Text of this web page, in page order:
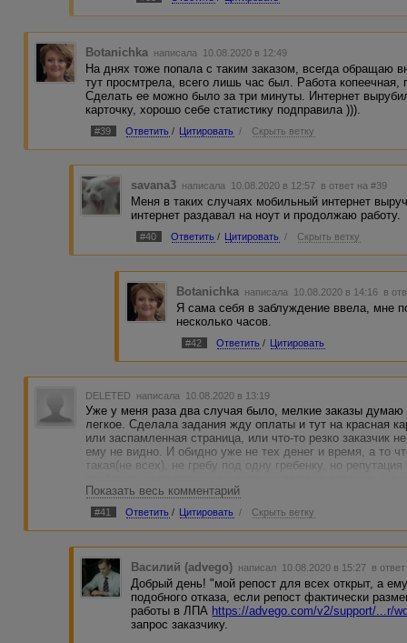
Botanichka написала 10.08.2020 в 12:49
На днях тоже попала с таким заказом, всегда обращаю
тут просмтрела, всего лишь час был. Работа копеечная,
Сделать ее можно было за три минуты. Интернет
карточку, хорошо себе статистику подправила ))).
#39 Ответить / Цитировать / Скрыть ветку
savana3 написала 10.08.2020 в 12:57 в ответ на #39
Меня в таких случаях мобильный интернет
интернет раздавал на ноут и продолжаю работу.
#40 Ответить / Цитировать / Скрыть ветку
Botanichka написала 10.08.2020 в 14:16 в
Я сама себя в заблуждение ввела, мне
несколько часов.
#42 Ответить / Цитировать
DELETED написала 10.08.2020 в 13:19
Уже у меня раза два случая было, мелкие заказы
легкое. Сделала задания жду оплаты и тут на красная
или заспамленная страница, или что-то резко заказчик
ему не видно. И обидно уже не тех денег и время, а то
такая(не всех), не гребу под одну гребенку, но
желает видеть качество, а не количество работы.
Показать весь комментарий
#41 Ответить / Цитировать / Скрыть ветку
Василий (advego) написал 10.08.2020 в 15:27 в
Добрый день! "мой репост для всех открыт, а
подобного отказа, если репост фактически
работы в ЛПА https://advego.com/v2/support/...r/
запрос заказчику.